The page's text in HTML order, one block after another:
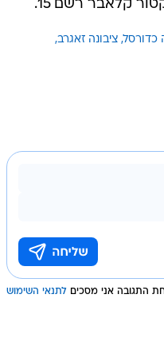
כדורסל ציבונה זאגרב
התגובה אני מסכים לתנאי השימוש